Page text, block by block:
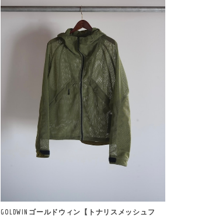
GOLDWIN ゴールドウィン【トナリスメッシュフ